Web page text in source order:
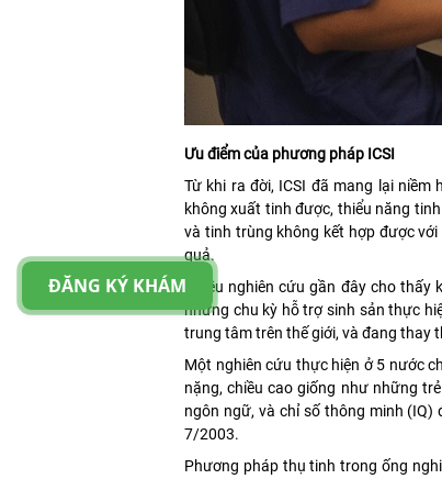
Ưu điểm của phương pháp ICSI
Từ khi ra đời, ICSI đã mang lại
không xuất tinh được, thiểu năng
và tinh trùng không kết hợp được
quả.
Nhiều nghiên cứu gần đây cho
những chu kỳ hỗ trợ sinh sản thực
trung tâm trên thế giới, và đang thay
Một nghiên cứu thực hiện ở 5 nước
nặng, chiều cao giống như những
ngôn ngữ, và chỉ số thông minh (IQ)
7/2003.
Phương pháp thụ tinh trong ống
ĐĂNG KÝ KHÁM